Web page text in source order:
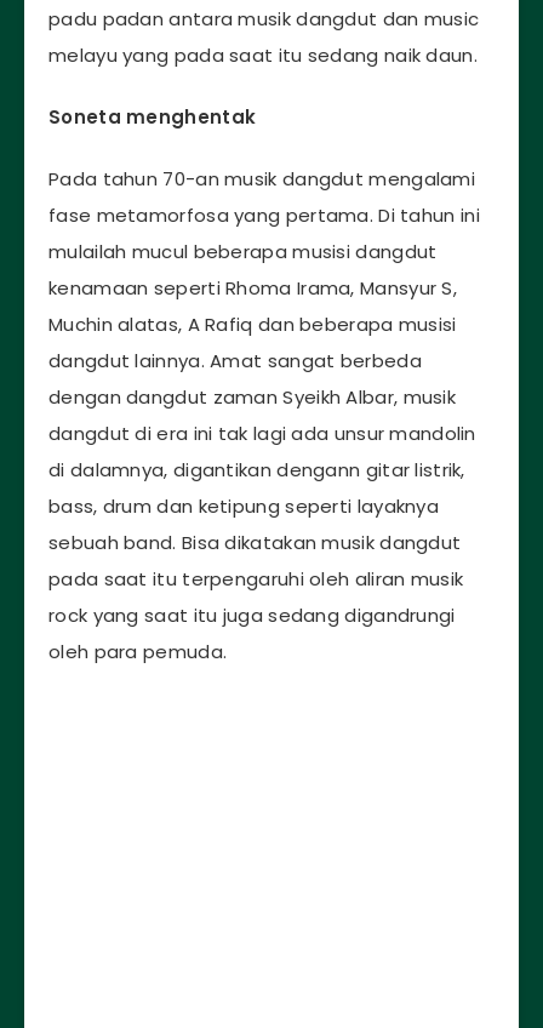
padu padan antara musik dangdut dan music
melayu yang pada saat itu sedang naik daun.
Soneta menghentak
Pada tahun 70-an musik dangdut mengalami
fase metamorfosa yang pertama. Di tahun ini
mulailah mucul beberapa musisi dangdut
kenamaan seperti Rhoma Irama, Mansyur S,
Muchin alatas, A Rafiq dan beberapa musisi
dangdut lainnya. Amat sangat berbeda
dengan dangdut zaman Syeikh Albar, musik
dangdut di era ini tak lagi ada unsur mandolin
di dalamnya, digantikan dengann gitar listrik,
bass, drum dan ketipung seperti layaknya
sebuah band. Bisa dikatakan musik dangdut
pada saat itu terpengaruhi oleh aliran musik
rock yang saat itu juga sedang digandrungi
oleh para pemuda.